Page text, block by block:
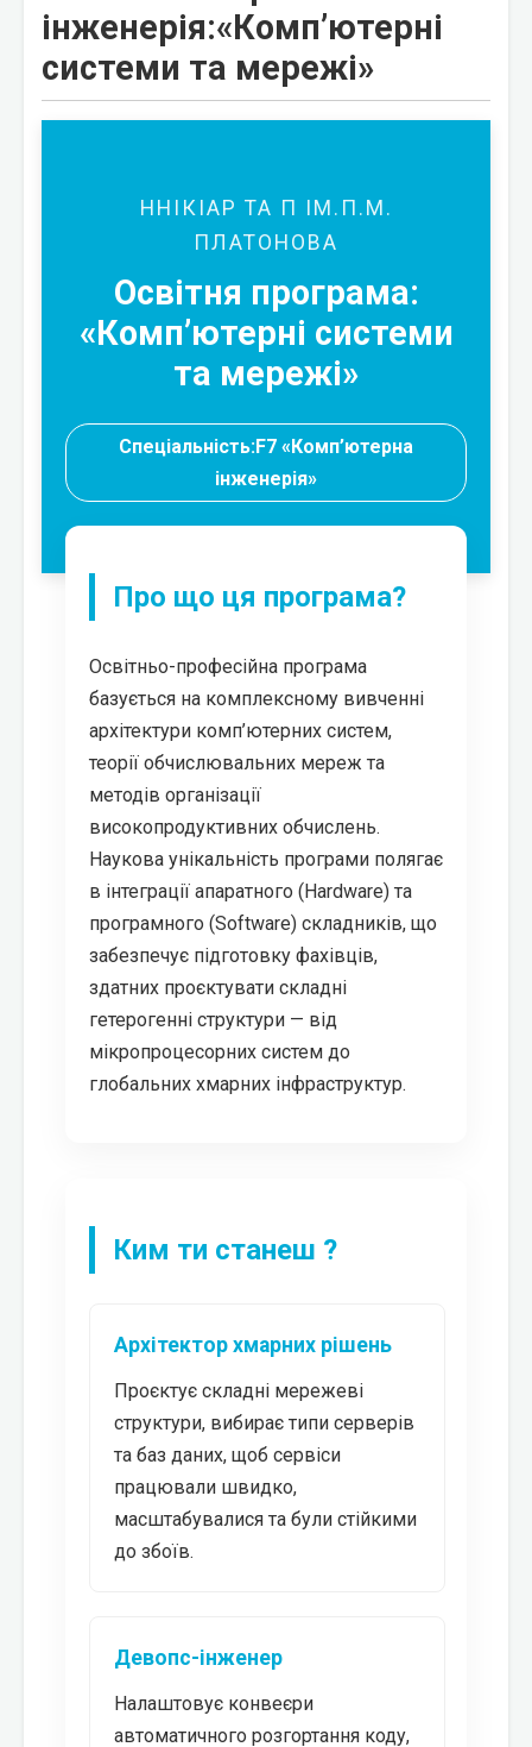
інженерія:«Комп’ютерні
системи та мережі»
ННІКІАР ТА П ІМ.П.М.
ПЛАТОНОВА
Освітня програма:
«Комп’ютерні системи
та мережі»
Спеціальність:F7 «Комп’ютерна
інженерія»
Про що ця програма?
Освітньо-професійна програма
базується на комплексному вивченні
архітектури комп’ютерних систем,
теорії обчислювальних мереж та
методів організації
високопродуктивних обчислень.
Наукова унікальність програми полягає
в інтеграції апаратного (Hardware) та
програмного (Software) складників, що
забезпечує підготовку фахівців,
здатних проєктувати складні
гетерогенні структури — від
мікропроцесорних систем до
глобальних хмарних інфраструктур.
Ким ти станеш ?
Архітектор хмарних рішень
Проєктує складні мережеві
структури, вибирає типи серверів
та баз даних, щоб сервіси
працювали швидко,
масштабувалися та були стійкими
до збоїв.
Девопс-інженер
Налаштовує конвеєри
автоматичного розгортання коду,